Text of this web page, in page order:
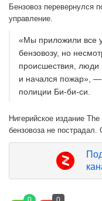
Бензовоз перевернулся
управление.
«Мы приложили все
бензовозу, но
происшествия, люди
и начался пожар», —
полиции Би-би-си.
Нигерийское издание
бензовоза не